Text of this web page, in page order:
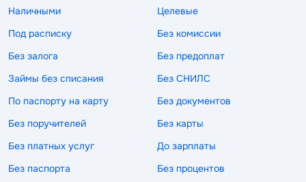
Наличными
Целевые
Под расписку
Без комиссии
Без залога
Без предоплат
Займы без списания
Без СНИЛС
По паспорту на карту
Без документов
Без поручителей
Без карты
Без платных услуг
До зарплаты
Без паспорта
Без процентов